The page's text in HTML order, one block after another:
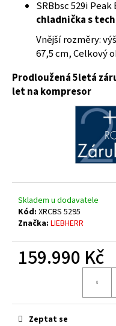
SRBbsc 529i Peak
chladnička s
Vnější rozměry:
67,5 cm, Celkový
Prodloužená 5letá
let na kompresor
Skladem u dodavatele
Kód: XRCBS 5295
Značka: LIEBHERR
159.990 Kč
Zeptat se